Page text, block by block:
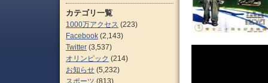
カテゴリ一覧
1000万アクセス (223)
Facebook (2,143)
Twitter (3,537)
オリンピック (214)
お知らせ (5,232)
スポーツ (813)